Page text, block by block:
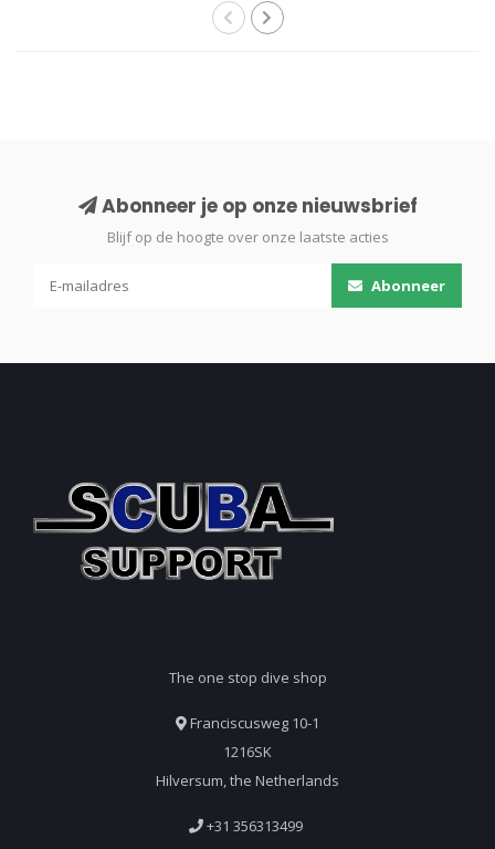
Abonneer je op onze nieuwsbrief
Blijf op de hoogte over onze laatste acties
Abonneer
The one stop dive shop
Franciscusweg 10-1
1216SK
Hilversum, the Netherlands
+31 356313499